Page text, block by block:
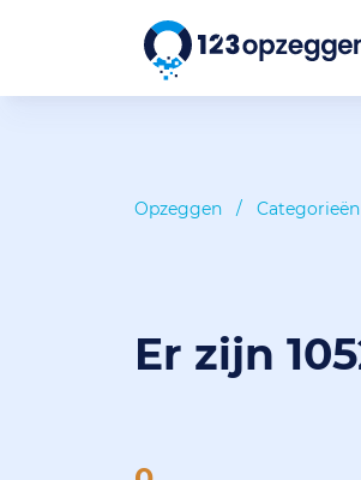
Opzeggen / Categorieën
Er zijn